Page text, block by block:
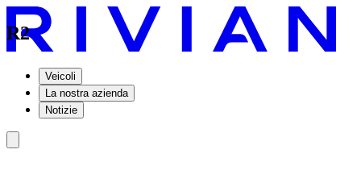
Veicoli
La nostra azienda
Notizie
R2